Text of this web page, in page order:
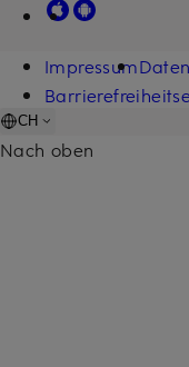
Impressum
CH
Nach oben